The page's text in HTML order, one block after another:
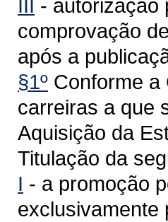
- autorização
comprovação
após a
§1º Conforme a
carreiras a que
Aquisição da
Titulação da
I - a promoção
exclusivamente